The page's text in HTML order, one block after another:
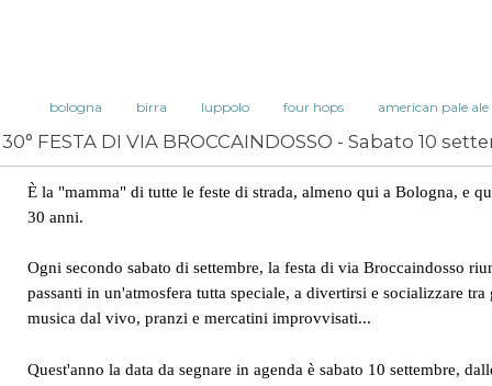
bologna birra luppolo four hops american pale ale
30° FESTA DI VIA BROCCAINDOSSO - Sabato 10
È la "mamma" di tutte le feste di strada, almeno qui a Bologna, e
30 anni.
Ogni secondo sabato di settembre, la festa di via Broccaindosso
passanti in un'atmosfera tutta speciale, a divertirsi e socializzare
musica dal vivo, pranzi e mercatini improvvisati...
Quest'anno la data da segnare in agenda è sabato 10 settembre,